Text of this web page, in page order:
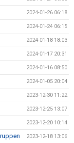
2024-01-26 06:18
2024-01-24 06:15
2024-01-18 18:03
2024-01-17 20:31
2024-01-16 08:50
2024-01-05 20:04
2023-12-30 11:22
2023-12-25 13:07
2023-12-20 10:14
2023-12-18 13:06